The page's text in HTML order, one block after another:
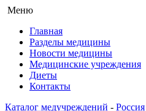
Меню
Главная
Разделы медицины
Новости медицины
Медицинские учреждения
Диеты
Контакты
Каталог медучреждений - Россия